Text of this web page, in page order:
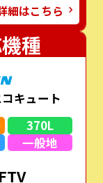
細はこちら
種
キュート
370L
一般地